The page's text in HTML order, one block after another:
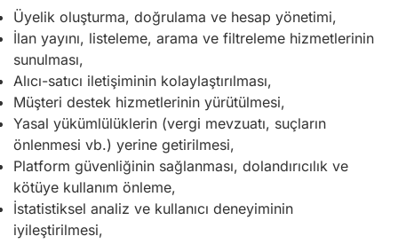
Üyelik oluşturma, doğrulama ve hesap yönetimi,
İlan yayını, listeleme, arama ve filtreleme hizmetlerinin
sunulması,
Alıcı-satıcı iletişiminin kolaylaştırılması,
Müşteri destek hizmetlerinin yürütülmesi,
Yasal yükümlülüklerin (vergi mevzuatı, suçların
önlenmesi vb.) yerine getirilmesi,
Platform güvenliğinin sağlanması, dolandırıcılık ve
kötüye kullanım önleme,
İstatistiksel analiz ve kullanıcı deneyiminin
iyileştirilmesi,